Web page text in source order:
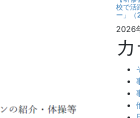
校で活
ー」
2026